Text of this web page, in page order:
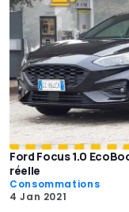
Ford Focus 1.0
réelle
Consommations
4 Jan 2021